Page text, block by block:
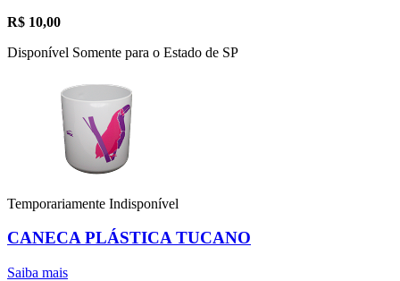
R$ 10,00
Disponível Somente para o Estado de SP
Temporariamente Indisponível
CANECA PLÁSTICA TUCANO
Saiba mais